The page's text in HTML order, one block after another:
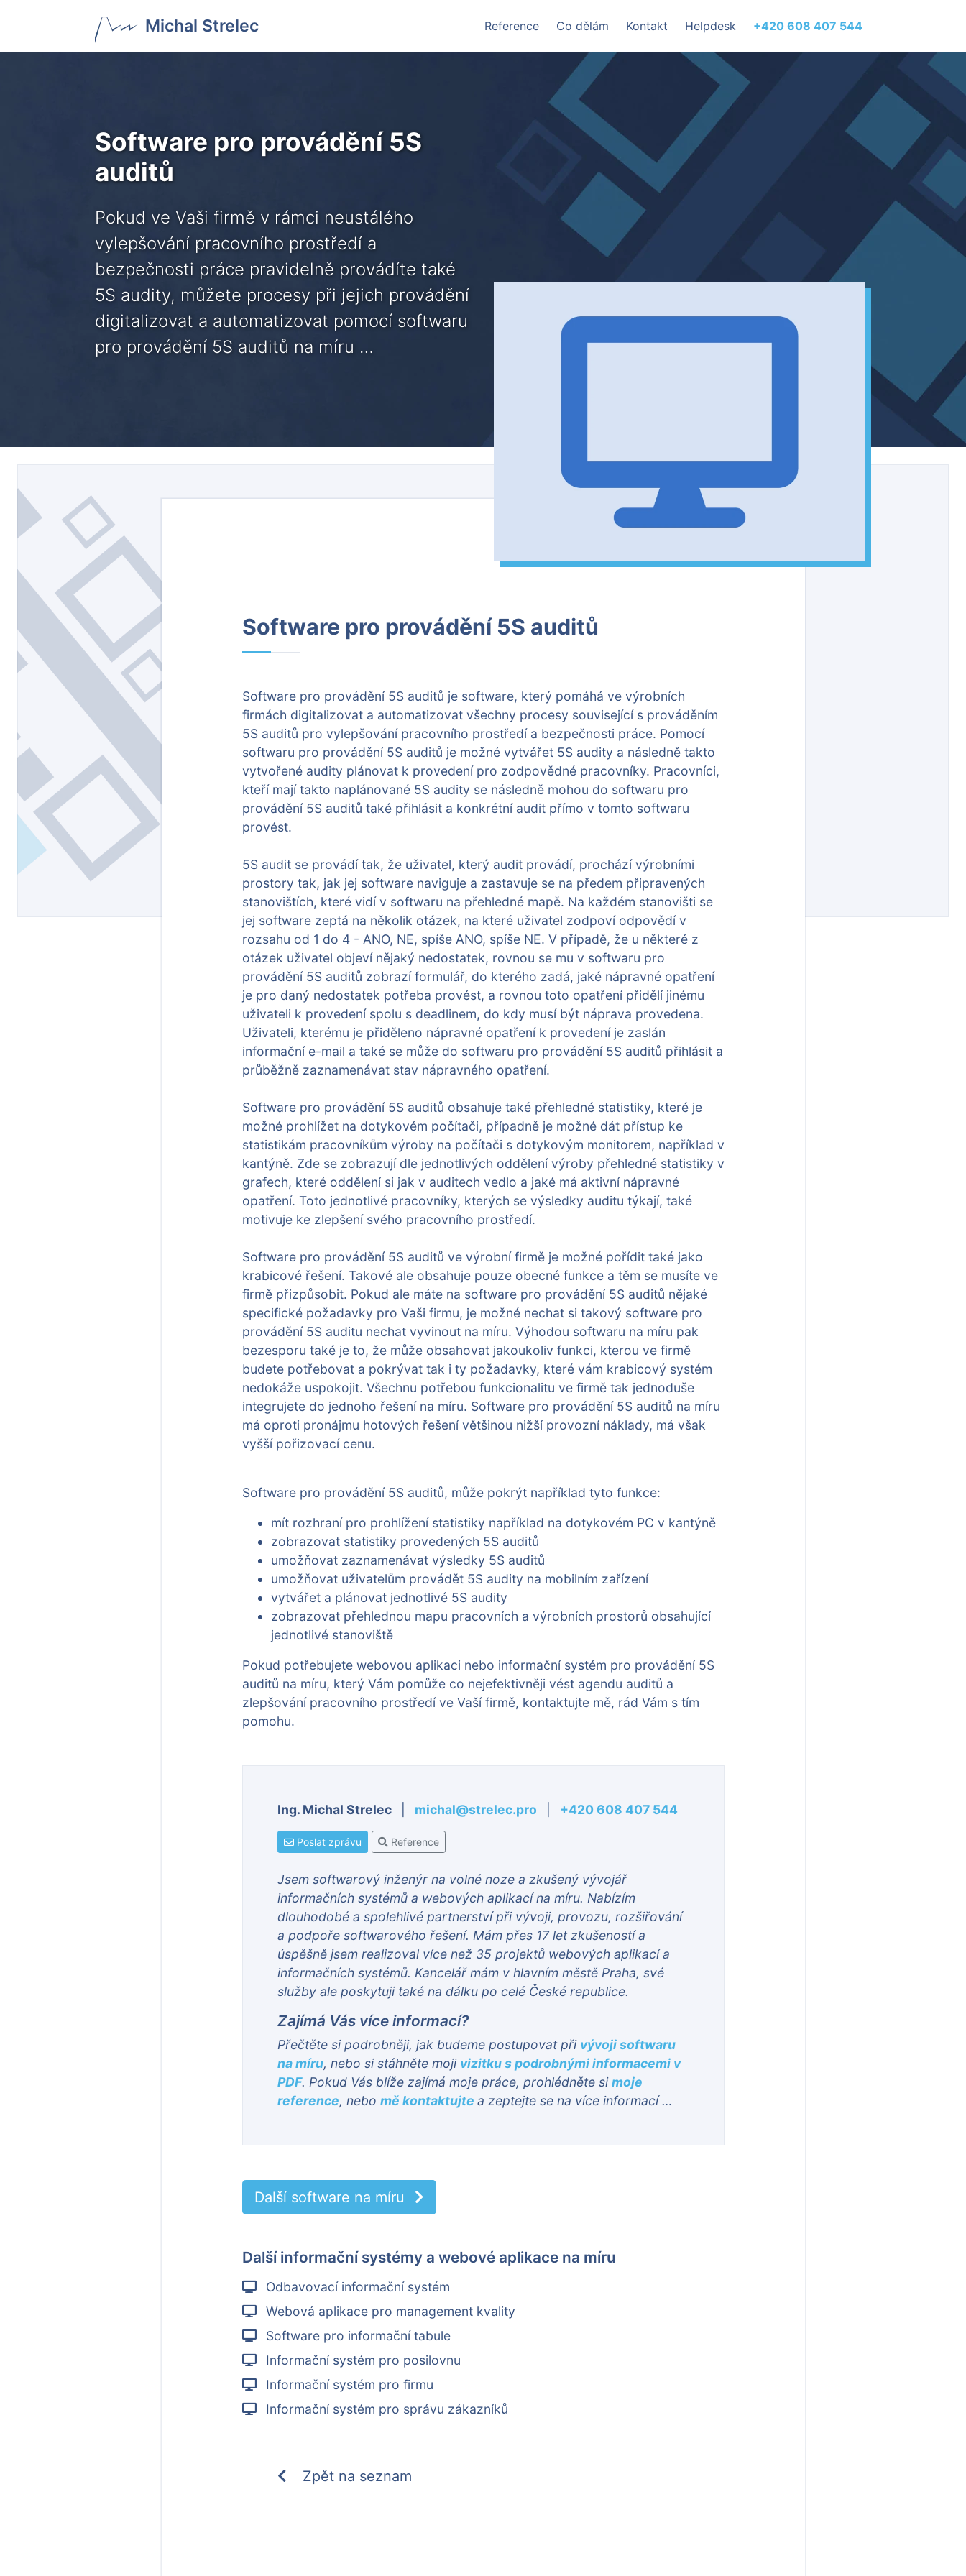
Michal Strelec Reference Co dělám Kontakt Helpdesk +420 608 407 544
Software pro provádění 5S
auditů
Pokud ve Vaši firmě v rámci neustálého
vylepšování pracovního prostředí a
bezpečnosti práce pravidelně provádíte také
5S audity, můžete procesy při jejich provádění
digitalizovat a automatizovat pomocí softwaru
pro provádění 5S auditů na míru …
Software pro provádění 5S auditů
Software pro provádění 5S auditů je software, který pomáhá ve výrobních
firmách digitalizovat a automatizovat všechny procesy související s prováděním
5S auditů pro vylepšování pracovního prostředí a bezpečnosti práce. Pomocí
softwaru pro provádění 5S auditů je možné vytvářet 5S audity a následně takto
vytvořené audity plánovat k provedení pro zodpovědné pracovníky. Pracovníci,
kteří mají takto naplánované 5S audity se následně mohou do softwaru pro
provádění 5S auditů také přihlásit a konkrétní audit přímo v tomto softwaru
provést.
5S audit se provádí tak, že uživatel, který audit provádí, prochází výrobními
prostory tak, jak jej software naviguje a zastavuje se na předem připravených
stanovištích, které vidí v softwaru na přehledné mapě. Na každém stanovišti se
jej software zeptá na několik otázek, na které uživatel zodpoví odpovědí v
rozsahu od 1 do 4 - ANO, NE, spíše ANO, spíše NE. V případě, že u některé z
otázek uživatel objeví nějaký nedostatek, rovnou se mu v softwaru pro
provádění 5S auditů zobrazí formulář, do kterého zadá, jaké nápravné opatření
je pro daný nedostatek potřeba provést, a rovnou toto opatření přidělí jinému
uživateli k provedení spolu s deadlinem, do kdy musí být náprava provedena.
Uživateli, kterému je přiděleno nápravné opatření k provedení je zaslán
informační e-mail a také se může do softwaru pro provádění 5S auditů přihlásit a
průběžně zaznamenávat stav nápravného opatření.
Software pro provádění 5S auditů obsahuje také přehledné statistiky, které je
možné prohlížet na dotykovém počítači, případně je možné dát přístup ke
statistikám pracovníkům výroby na počítači s dotykovým monitorem, například v
kantýně. Zde se zobrazují dle jednotlivých oddělení výroby přehledné statistiky v
grafech, které oddělení si jak v auditech vedlo a jaké má aktivní nápravné
opatření. Toto jednotlivé pracovníky, kterých se výsledky auditu týkají, také
motivuje ke zlepšení svého pracovního prostředí.
Software pro provádění 5S auditů ve výrobní firmě je možné pořídit také jako
krabicové řešení. Takové ale obsahuje pouze obecné funkce a těm se musíte ve
firmě přizpůsobit. Pokud ale máte na software pro provádění 5S auditů nějaké
specifické požadavky pro Vaši firmu, je možné nechat si takový software pro
provádění 5S auditu nechat vyvinout na míru. Výhodou softwaru na míru pak
bezesporu také je to, že může obsahovat jakoukoliv funkci, kterou ve firmě
budete potřebovat a pokrývat tak i ty požadavky, které vám krabicový systém
nedokáže uspokojit. Všechnu potřebou funkcionalitu ve firmě tak jednoduše
integrujete do jednoho řešení na míru. Software pro provádění 5S auditů na míru
má oproti pronájmu hotových řešení většinou nižší provozní náklady, má však
vyšší pořizovací cenu.
Software pro provádění 5S auditů, může pokrýt například tyto funkce:
mít rozhraní pro prohlížení statistiky například na dotykovém PC v kantýně
zobrazovat statistiky provedených 5S auditů
umožňovat zaznamenávat výsledky 5S auditů
umožňovat uživatelům provádět 5S audity na mobilním zařízení
vytvářet a plánovat jednotlivé 5S audity
zobrazovat přehlednou mapu pracovních a výrobních prostorů obsahující
jednotlivé stanoviště
Pokud potřebujete webovou aplikaci nebo informační systém pro provádění 5S
auditů na míru, který Vám pomůže co nejefektivněji vést agendu auditů a
zlepšování pracovního prostředí ve Vaší firmě, kontaktujte mě, rád Vám s tím
pomohu.
Ing. Michal Strelec michal@strelec.pro +420 608 407 544
Poslat zprávu Reference
Jsem softwarový inženýr na volné noze a zkušený vývojář
informačních systémů a webových aplikací na míru. Nabízím
dlouhodobé a spolehlivé partnerství při vývoji, provozu, rozšiřování
a podpoře softwarového řešení. Mám přes 17 let zkušeností a
úspěšně jsem realizoval více než 35 projektů webových aplikací a
informačních systémů. Kancelář mám v hlavním městě Praha, své
služby ale poskytuji také na dálku po celé České republice.
Zajímá Vás více informací?
Přečtěte si podrobněji, jak budeme postupovat při vývoji softwaru
na míru, nebo si stáhněte moji vizitku s podrobnými informacemi v
PDF. Pokud Vás blíže zajímá moje práce, prohlédněte simoje
reference, nebo mě kontaktujte a zeptejte se na více informací …
Další software na míru
Další informační systémy a webové aplikace na míru
Odbavovací informační systém
Webová aplikace pro management kvality
Software pro informační tabule
Informační systém pro posilovnu
Informační systém pro firmu
Informační systém pro správu zákazníků
Zpět na seznam